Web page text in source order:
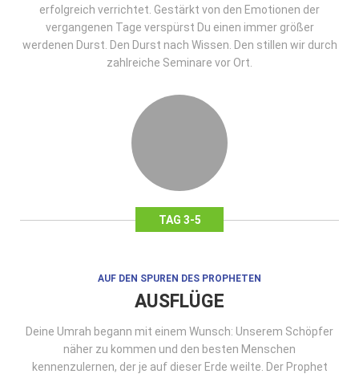
TAG 3-5
erfolgreich verrichtet. Gestärkt von den Emotionen der
vergangenen Tage verspürst Du einen immer größer
werdenen Durst. Den Durst nach Wissen. Den stillen wir durch
zahlreiche Seminare vor Ort.
AUF DEN SPUREN DES PROPHETEN
AUSFLÜGE
Deine Umrah begann mit einem Wunsch: Unserem Schöpfer
näher zu kommen und den besten Menschen
kennenzulernen, der je auf dieser Erde weilte. Der Prophet